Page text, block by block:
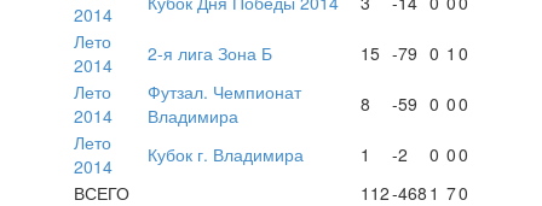
2014
Лето
2014
2-я лига Зона Б 15 -79 0 1 0
Лето
2014
Футзал. Чемпионат
Владимира
8 -59 0 00
Лето
2014
Кубок г. Владимира 1 -2 0 00
ВСЕГО
112-468 1 70